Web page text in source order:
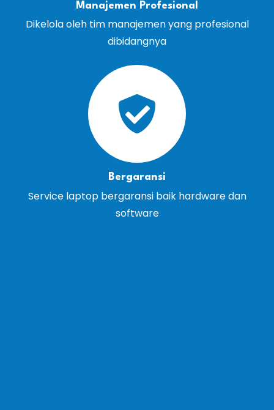
Manajemen Profesional
Dikelola oleh tim manajemen yang profesional
dibidangnya
Bergaransi
Service laptop bergaransi baik hardware dan
software